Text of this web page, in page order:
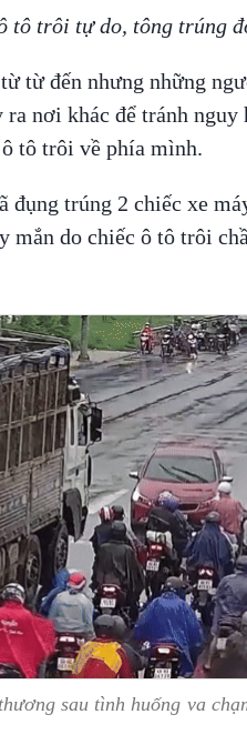
tô trôi tự do, tông trúng
từ đến nhưng những
ra nơi khác để tránh
tô trôi về phía mình.
đụng trúng 2 chiếc xe
mắn do chiếc ô tô trôi
sau tình huống va